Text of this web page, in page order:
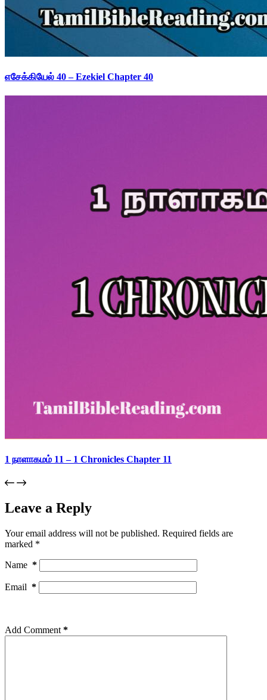
எசேக்கியேல் 40 – Ezekiel Chapter 40
1 நாளாகமம் 11 – 1 Chronicles Chapter 11
Leave a Reply
Your email address will not be published. Required fields are
marked *
Name *
Email *
Add Comment *